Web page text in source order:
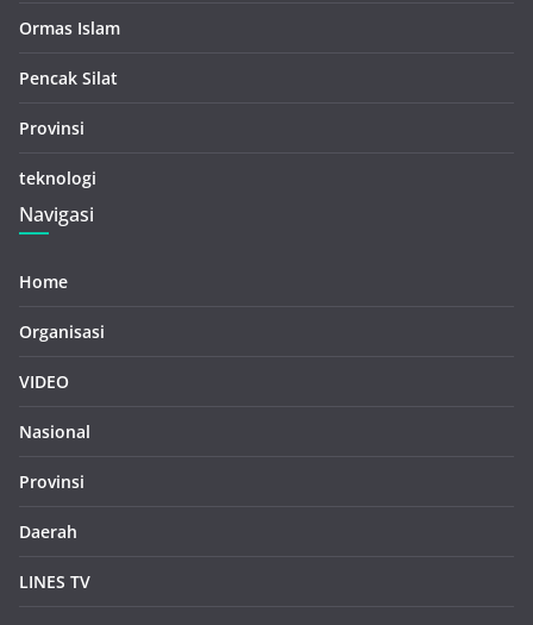
Ormas Islam
Pencak Silat
Provinsi
teknologi
Navigasi
Home
Organisasi
VIDEO
Nasional
Provinsi
Daerah
LINES TV